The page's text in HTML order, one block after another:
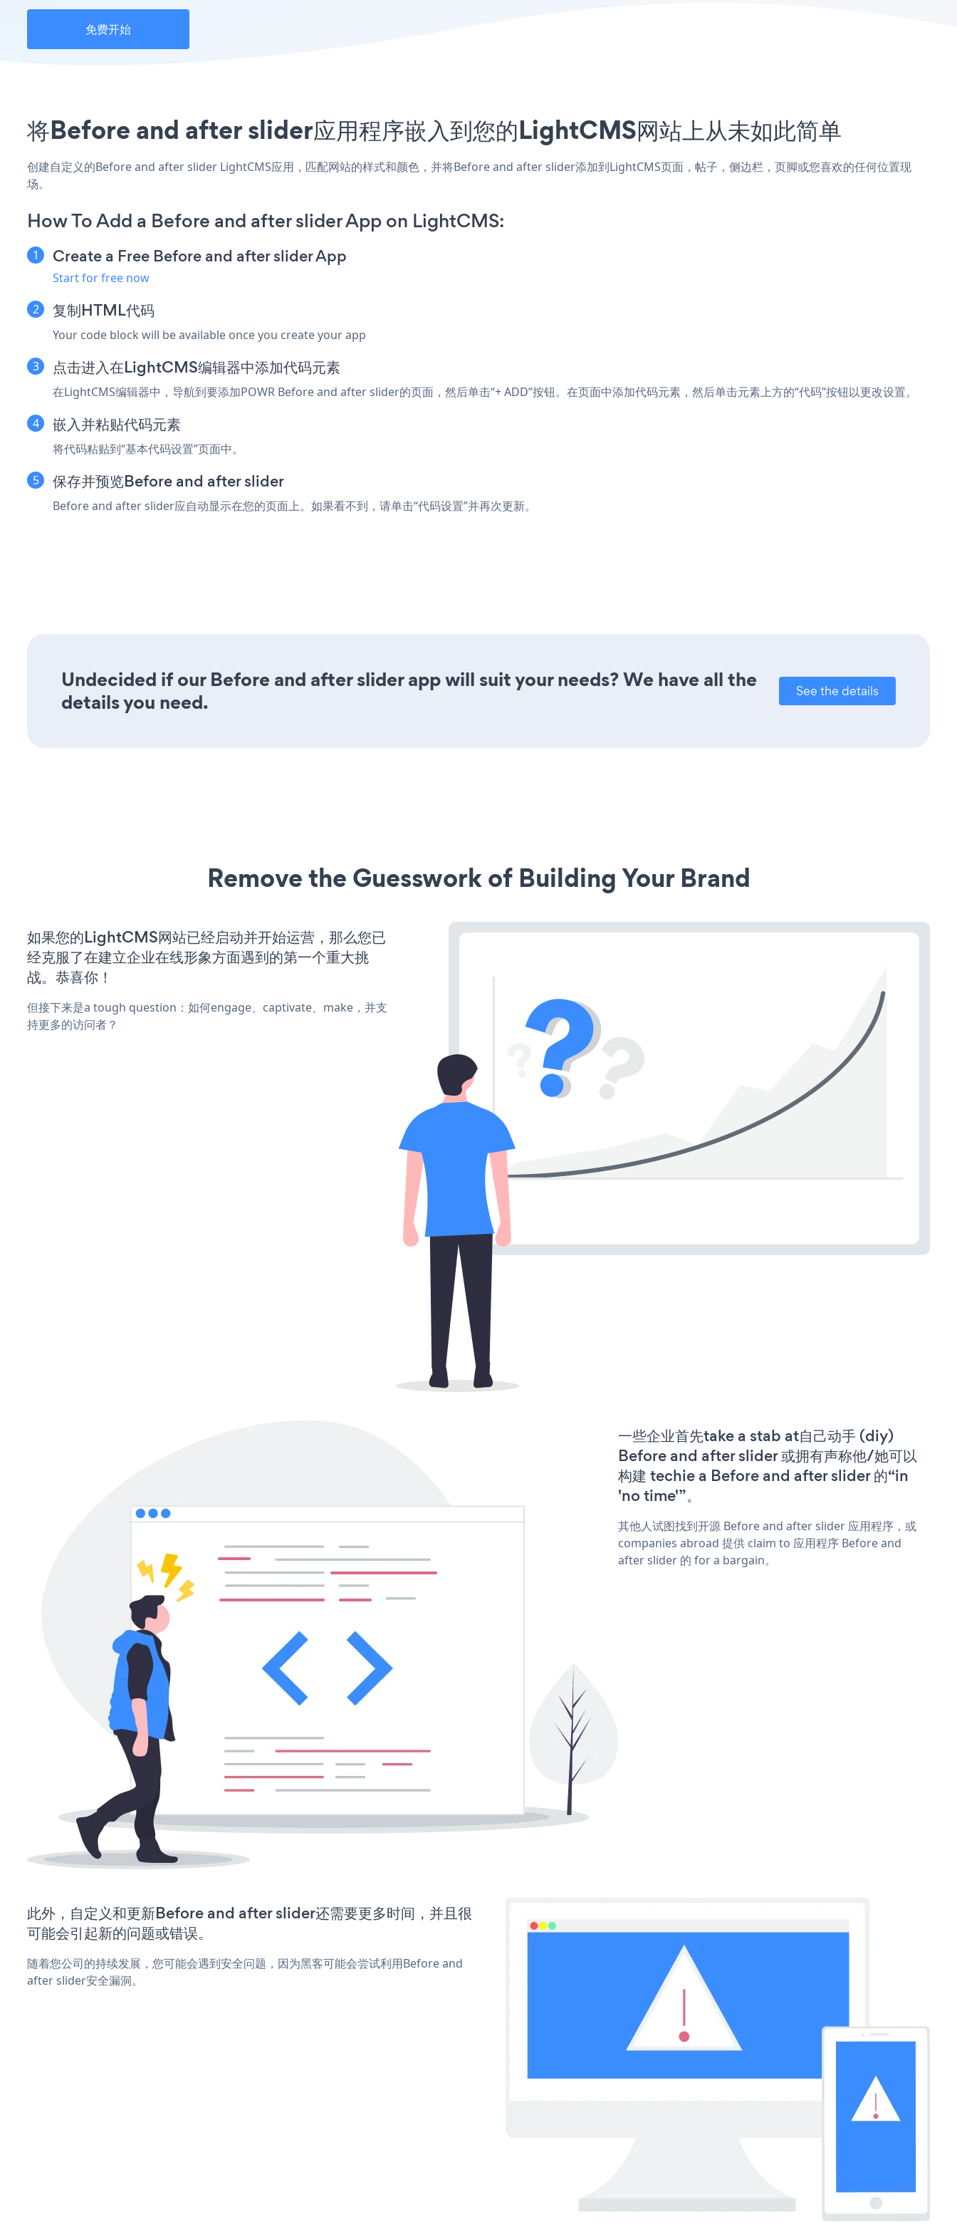
免费开始
将Before and after slider应用程序嵌入到您的LightCMS网站上从未如此简单
创建自定义的Before and after slider LightCMS应用，匹配网站的样式和颜色，并将Before and after slider添加到LightCMS页面，帖子，侧边栏，页脚或您喜欢的任何位置现
场。
How To Add a Before and after slider App on LightCMS:
Create a Free Before and after slider App
Start for free now
复制HTML代码
Your code block will be available once you create your app
点击进入在LightCMS编辑器中添加代码元素
在LightCMS编辑器中，导航到要添加POWR Before and after slider的页面，然后单击“+ ADD”按钮。在页面中添加代码元素，然后单击元素上方的“代码”按钮以更改设置。
嵌入并粘贴代码元素
将代码粘贴到“基本代码设置”页面中。
保存并预览Before and after slider
Before and after slider应自动显示在您的页面上。如果看不到，请单击“代码设置”并再次更新。
Undecided if our Before and after slider app will suit your needs? We have all the
details you need.
See the details
Remove the Guesswork of Building Your Brand
如果您的LightCMS网站已经启动并开始运营，那么您已
经克服了在建立企业在线形象方面遇到的第一个重大挑
战。恭喜你！
但接下来是a tough question：如何engage、captivate、make，并支
持更多的访问者？
一些企业首先take a stab at自己动手 (diy)
Before and after slider 或拥有声称他/她可以
构建 techie a Before and after slider 的“in
'no time'”。
其他人试图找到开源 Before and after slider 应用程序，或
companies abroad 提供 claim to 应用程序 Before and
after slider 的 for a bargain。
此外，自定义和更新Before and after slider还需要更多时间，并且很
可能会引起新的问题或错误。
随着您公司的持续发展，您可能会遇到安全问题，因为黑客可能会尝试利用Before and
after slider安全漏洞。